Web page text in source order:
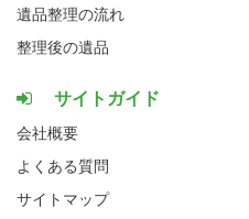
遺品整理の流れ
整理後の遺品
サイトガイド
会社概要
よくある質問
サイトマップ